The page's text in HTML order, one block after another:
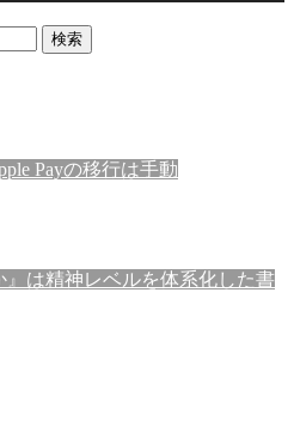
Payの移行は手動
』は精神レベルを体系化した書